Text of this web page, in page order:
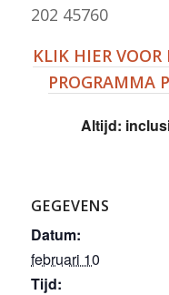
202 45760
KLIK HIER
PROGRAMMA
Altijd:
GEGEVENS
Datum:
februari 10
Tijd: